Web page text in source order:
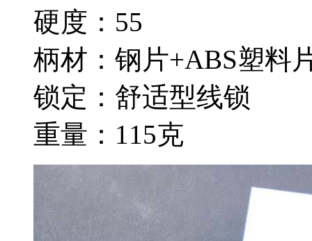
硬度：55
柄材：钢片+ABS塑料
锁定：舒适型线锁
重量：115克